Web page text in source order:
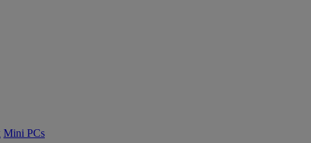
Mini PCs